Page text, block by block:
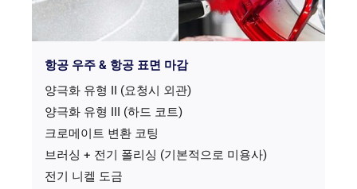
항공 우주 & 항공 표면 마감
양극화 유형 II (요청시 외관)
양극화 유형 III (하드 코트)
크로메이트 변환 코팅
브러싱 + 전기 폴리싱 (기본적으로 미용사)
전기 니켈 도금